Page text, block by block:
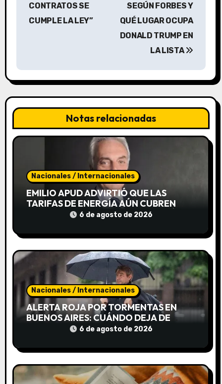
c
i
ó
n
t
r
a
d
a
CONTRATOS SE
CUMPLE LA LEY”
SEGÚN FORBES Y
QUÉ LUGAR OCUPA
DONALD TRUMP EN
LA LISTA
Notas relacionadas
Nacionales / Internacionales
EMILIO APUD ADVIRTIÓ QUE LAS
TARIFAS DE ENERGÍA AÚN CUBREN
SOLO EL 55% DEL COSTO Y ALERTÓ
6 de agosto de 2026
Nacionales / Internacionales
ALERTA ROJA POR TORMENTAS EN
BUENOS AIRES: CUÁNDO DEJA DE
6 de agosto de 2026